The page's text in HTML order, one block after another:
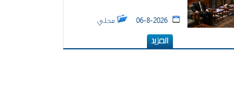
06-8-2026 محلي